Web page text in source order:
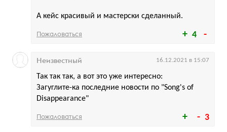
4
А кейс красивый и мастерски сделанный.
Пожаловаться
3
Так так так, а вот это уже интересно:
Загуглите-ка последние новости по "Song's of
Disappearance"
Неизвестный 16.12.2021 в 15:07
Пожаловаться